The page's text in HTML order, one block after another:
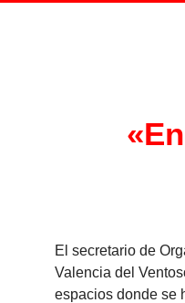
El secretario de
Valencia del
espacios donde se